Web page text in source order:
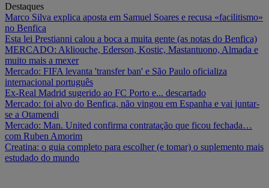
Destaques
Marco Silva explica aposta em Samuel Soares e recusa «facilitismo»
no Benfica
Esta lei Prestianni calou a boca a muita gente (as notas do Benfica)
MERCADO: Akliouche, Ederson, Kostic, Mastantuono, Almada e
muito mais a mexer
Mercado: FIFA levanta 'transfer ban' e São Paulo oficializa
internacional português
Ex-Real Madrid sugerido ao FC Porto e... descartado
Mercado: foi alvo do Benfica, não vingou em Espanha e vai juntar-
se a Otamendi
Mercado: Man. United confirma contratação que ficou fechada…
com Ruben Amorim
Creatina: o guia completo para escolher (e tomar) o suplemento mais
estudado do mundo